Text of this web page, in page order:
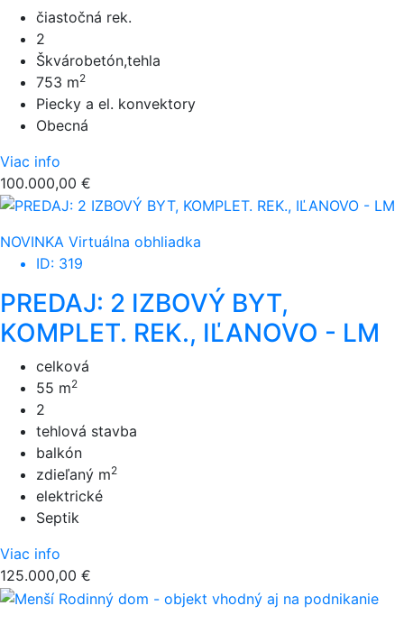
čiastočná rek.
2
Škvárobetón,tehla
753 m2
Piecky a el. konvektory
Obecná
Viac info
100.000,00 €
NOVINKA Virtuálna obhliadka
ID: 319
PREDAJ: 2 IZBOVÝ BYT,
KOMPLET. REK., IĽANOVO - LM
celková
55 m2
2
tehlová stavba
balkón
zdieľaný m2
elektrické
Septik
Viac info
125.000,00 €